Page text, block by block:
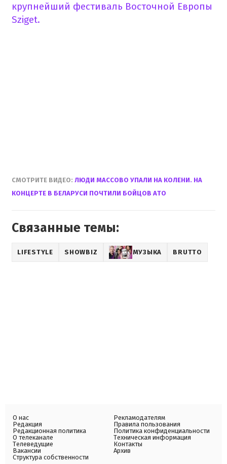
крупнейший фестиваль Восточной Европы
Sziget.
СМОТРИТЕ ВИДЕО: ЛЮДИ МАССОВО УПАЛИ НА КОЛЕНИ. НА
КОНЦЕРТЕ В БЕЛАРУСИ ПОЧТИЛИ БОЙЦОВ АТО
Связанные темы:
LIFESTYLE SHOWBIZ МУЗЫКА BRUTTO
О нас
Редакция
Редакционная политика
О телеканале
Телеведущие
Вакансии
Структура собственности
Рекламодателям
Правила пользования
Политика конфиденциальности
Техническая информация
Контакты
Архив